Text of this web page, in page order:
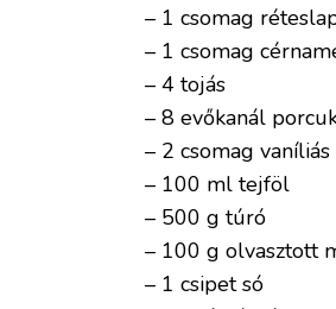
– 1 csomag
– 1 csomag
– 4 tojás
– 8 evőkanál
– 2 csomag
– 100 ml tejföl
– 500 g túró
– 100 g olvasztott
– 1 csipet só